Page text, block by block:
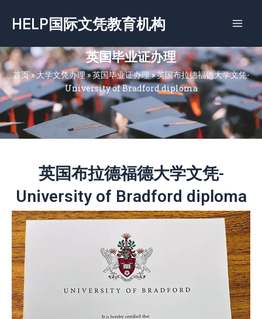
容
HELP国际文凭教育机构
英国毕业证办理
首页»大学文凭办理»英国毕业证办理»英国‌布拉德福德大学文凭-
University of Bradford diploma
英国‌布拉德福德大学文凭-
University of Bradford diploma